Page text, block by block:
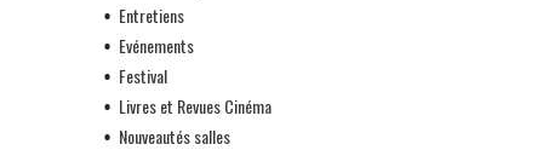
Entretiens
Evénements
Festival
Livres et Revues Cinéma
Nouveautés salles